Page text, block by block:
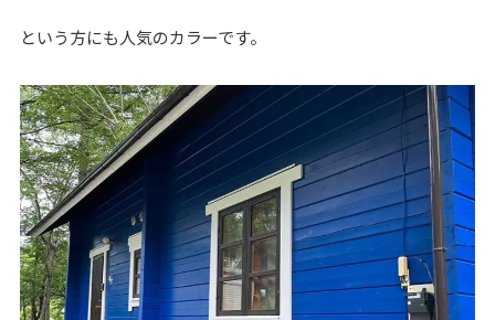
という方にも人気のカラーです。